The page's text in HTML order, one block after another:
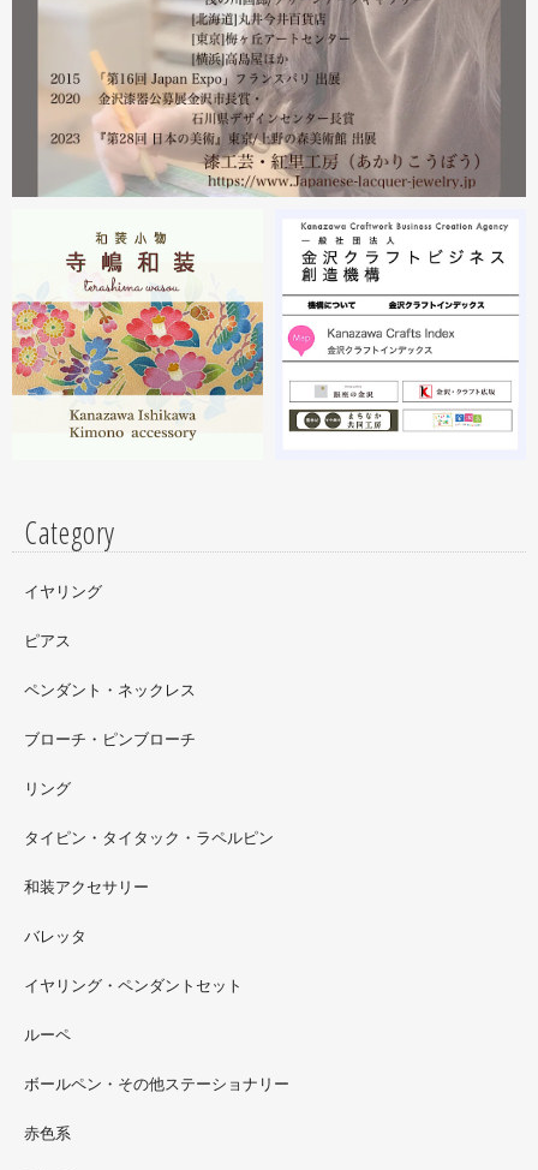
2月21日から27日まで 仙台三越で開催中の『第22回 金
沢・能登 美味と美技展』に出展しています。会場には作
者本人がおりますのでお近くの方はぜひ遊びにいらしてく
ださい。お待ちしております。
2月19日から23日まで 東京・上野の森美術館で開催中の
『第28回 日本の美術展』に出展しています。
2023.02
昨年初めからT-BASE銀座ギャラリーさんのご依頼で螺鈿
細工のソフビフィギュア装飾のお仕事させていただいてま
す。広面積への螺鈿細工や蒔絵となりますのでかなりの高
額品になりますがご好評のようで嬉しい限りです(^^)写真
はドラマに登場していたキャラクターです。
ただ今 東武百貨店船橋店に出展中です。9月20日まで4階
イベントスペースにいます。お近くの方はぜひお越しくだ
螺鈿ソフビでお世話になっているT-BASE銀座ギャラリー
シリーズ』紅里工房螺鈿装飾も展示されています。アクセ
サリーとはまた違った美しさがあると思うのでぜひご覧く
Category
イヤリング
ピアス
ペンダント・ネックレス
ブローチ・ピンブローチ
リング
タイピン・タイタック・ラペルピン
和装アクセサリー
バレッタ
イヤリング・ペンダントセット
ルーペ
ボールペン・その他ステーショナリー
赤色系